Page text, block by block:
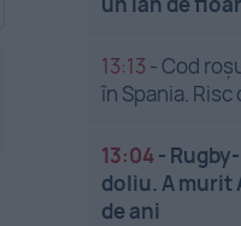
13:13 -Cod
în Spania.
13:04-
doliu. A murit
de ani